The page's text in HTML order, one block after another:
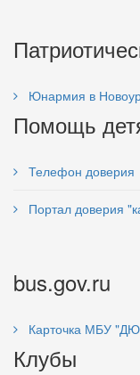
Юнармия в
Помощь
Телефон доверия
Портал доверия
bus.gov.ru
Карточка МБУ
Клубы